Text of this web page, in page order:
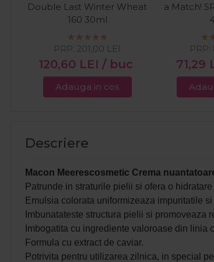
Double Last Winter Wheat
160 30ml
120,60 LEI / buc
PRP: 201,00 LEI
Adauga in cos
a Match!
71,29
PRP:
Descriere
Macon Meerescosmetic Crema
Patrunde in straturile pielii si ofera o
Emulsia colorata uniformizeaza impuritatile
Imbunatateste structura pielii si promoveaza
Imbogatita cu ingrediente valoroase din linia
Formula cu extract de caviar.
Potrivita pentru utilizarea zilnica, in special